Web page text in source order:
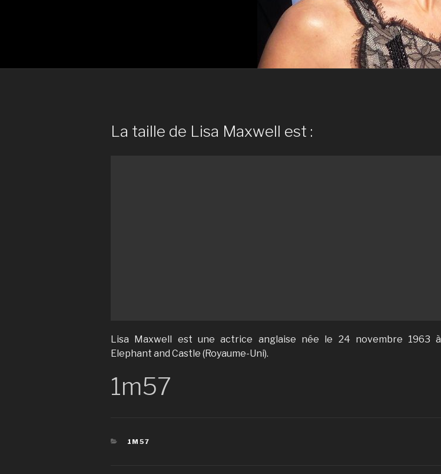
La taille de Lisa Maxwell est :
Lisa Maxwell est une actrice anglaise née le 24 novembre 1963 à
Elephant and Castle (Royaume-Uni).
1m57
CATÉGORIES
1M57